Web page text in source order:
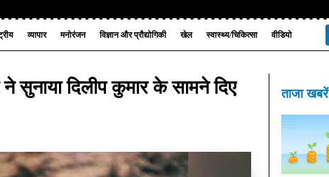
व्यापार मनोरंजन विज्ञान और प्रौद्योगिकी खेल स्वास्थ्य/चिकित्सा वीडियो
सुनाया दिलीप कुमार के सामने दिए
ताजा खबरें